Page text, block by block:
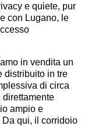
e quiete, pur
con Lugano, le
in vendita un
distribuito in tre
di circa
direttamente
ampio e
Da qui, il corridoio